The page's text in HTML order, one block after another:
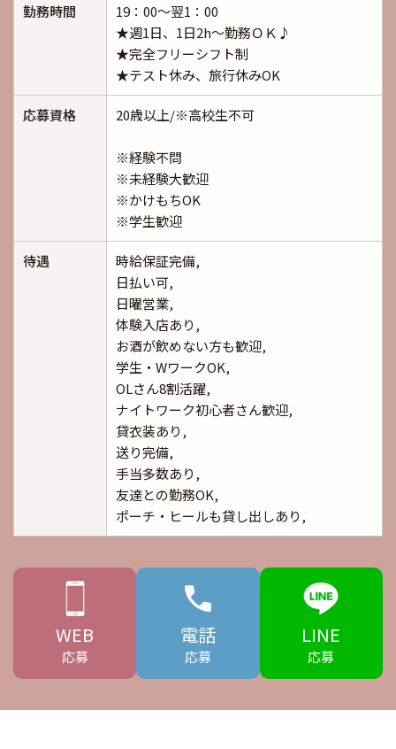
勤務時間
19：00～翌1：00
★週1日、1日2h～勤務ＯＫ♪
★完全フリーシフト制
★テスト休み、旅行休みOK
応募資格 20歳以上/※高校生不可
※経験不問
※未経験大歓迎
※かけもちOK
※学生歓迎
待遇
時給保証完備,
日払い可,
日曜営業,
体験入店あり,
お酒が飲めない方も歓迎,
学生・WワークOK,
OLさん8割活躍,
ナイトワーク初心者さん歓迎,
貸衣装あり,
送り完備,
手当多数あり,
友達との勤務OK,
ポーチ・ヒールも貸し出しあり,
WEB
応募
電話
応募
LINE
応募